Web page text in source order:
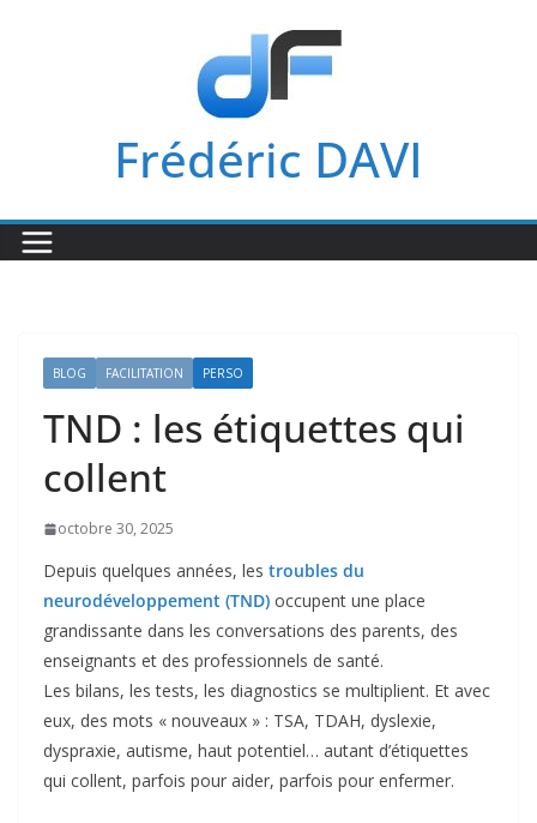
Frédéric DAVI
BLOG FACILITATION PERSO
TND : les étiquettes qui
collent
octobre 30, 2025
Depuis quelques années, les troubles du
neurodéveloppement (TND) occupent une place
grandissante dans les conversations des parents, des
enseignants et des professionnels de santé.
Les bilans, les tests, les diagnostics se multiplient. Et avec
eux, des mots « nouveaux » : TSA, TDAH, dyslexie,
dyspraxie, autisme, haut potentiel… autant d’étiquettes
qui collent, parfois pour aider, parfois pour enfermer.